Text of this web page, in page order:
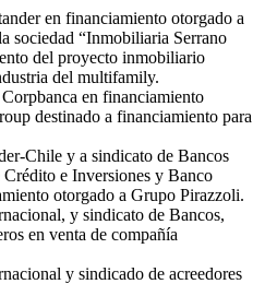
en financiamiento otorgado a
sociedad “Inmobiliaria Serrano
del proyecto inmobiliario
del multifamily.
en financiamiento
destinado a financiamiento para
Chile y a sindicato de Bancos
e Inversiones y Banco
otorgado a Grupo Pirazzoli.
y sindicato de Bancos,
en venta de compañía
y sindicado de acreedores